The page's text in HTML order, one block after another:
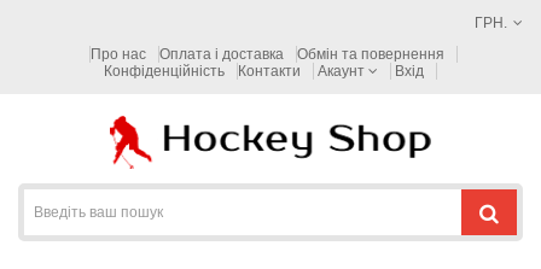
ГРН.
Про нас
Оплата і доставка
Обмін та повернення
Конфіденційність
Контакти Акаунт Вхід